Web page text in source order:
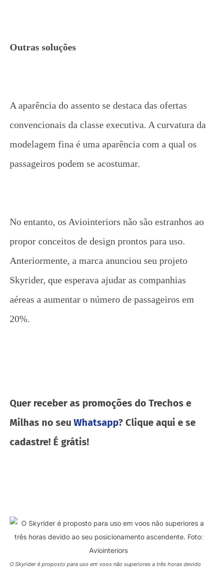
Outras soluções
A aparência do assento se destaca das ofertas
convencionais da classe executiva. A curvatura da
modelagem fina é uma aparência com a qual os
passageiros podem se acostumar.
No entanto, os Aviointeriors não são estranhos ao
propor conceitos de design prontos para uso.
Anteriormente, a marca anunciou seu projeto
Skyrider, que esperava ajudar as companhias
aéreas a aumentar o número de passageiros em
20%.
Quer receber as promoções do Trechos e
Milhas no seu Whatsapp? Clique aqui e se
cadastre! É grátis!
O Skyrider é proposto para uso em voos não superiores a três horas devido